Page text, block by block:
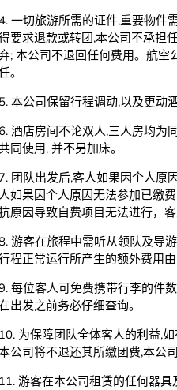
一切旅游所需的证件,重要物件
要求退款或转团,本公司不承担
; 本公司不退回任何费用。航空
。
5. 本公司保留行程调动,以及更动
6. 酒店房间不论双人,三人房均为
同使用, 并不另加床。
7. 团队出发后,客人如果因个人原
如果因个人原因无法参加已缴
原因导致自费项目无法进行，
游客在旅程中需听从领队及导
程正常运行所产生的额外费用
每位客人可免费携带行李的件
出发之前务必仔细查询。
10. 为保障团队全体客人的利益,
公司将不退还其所缴团费,本公
11. 游客在本公司租赁的任何器